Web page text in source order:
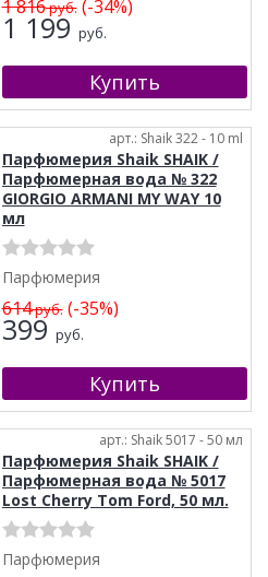
1 816руб.(-34%)
1 199 руб.
арт.: Shaik 322 - 10 ml
Парфюмерия Shaik SHAIK /
Парфюмерная вода № 322
GIORGIO ARMANI MY WAY 10
мл
Парфюмерия
614руб.(-35%)
399 руб.
арт.: Shaik 5017 - 50 мл
Парфюмерия Shaik SHAIK /
Парфюмерная вода № 5017
Lost Cherry Tom Ford, 50 мл.
Парфюмерия